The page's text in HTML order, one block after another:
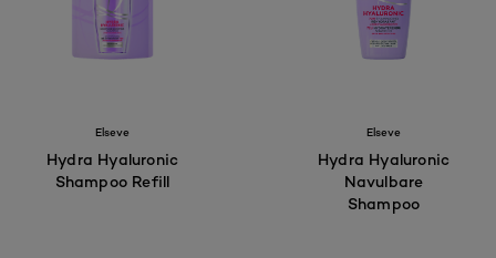
Elseve
Hydra Hyaluronic
Shampoo Refill
Elseve
Hydra Hyaluronic
Navulbare
Shampoo